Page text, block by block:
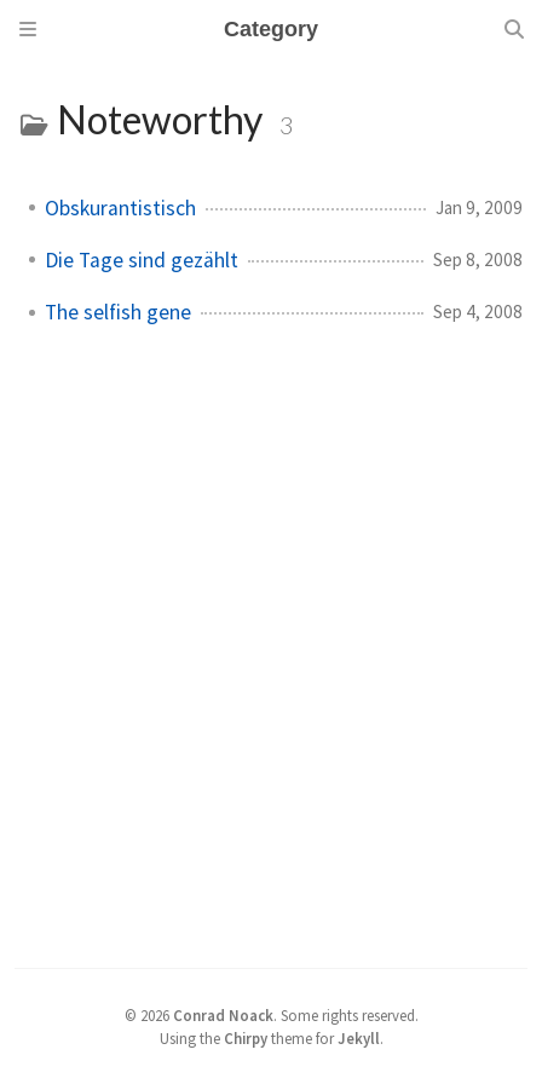
Category
Noteworthy 3
Obskurantistisch Jan 9, 2009
Die Tage sind gezählt Sep 8, 2008
The selfish gene Sep 4, 2008
© 2026 Conrad Noack. Some rights reserved.
Using the Chirpytheme forJekyll.